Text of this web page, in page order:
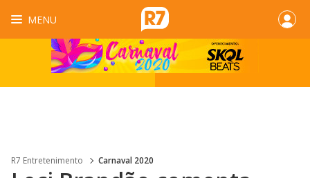
MENU
R7 Entretenimento Carnaval 2020